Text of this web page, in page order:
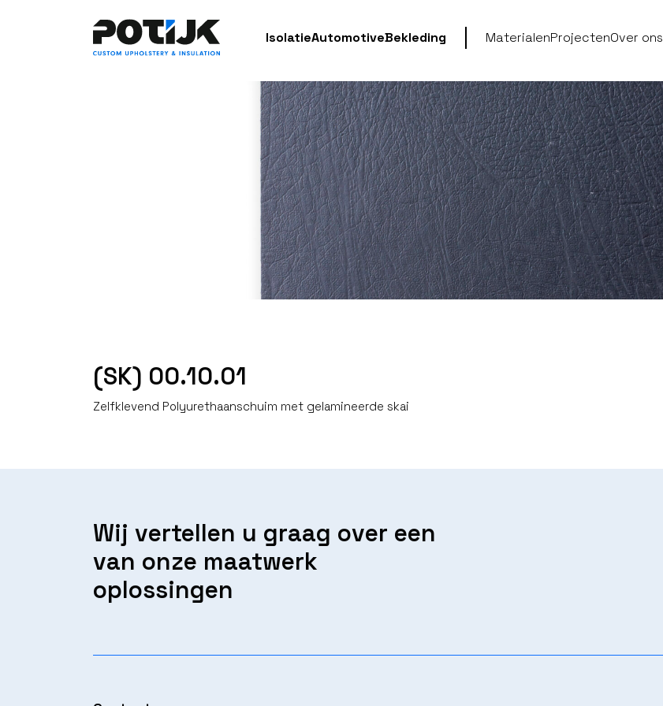
IsolatieAutomotiveBekleding MaterialenProjectenOver ons
(SK) 00.10.01
Zelfklevend Polyurethaanschuim met gelamineerde skai
Wij vertellen u graag over een
van onze maatwerk
oplossingen